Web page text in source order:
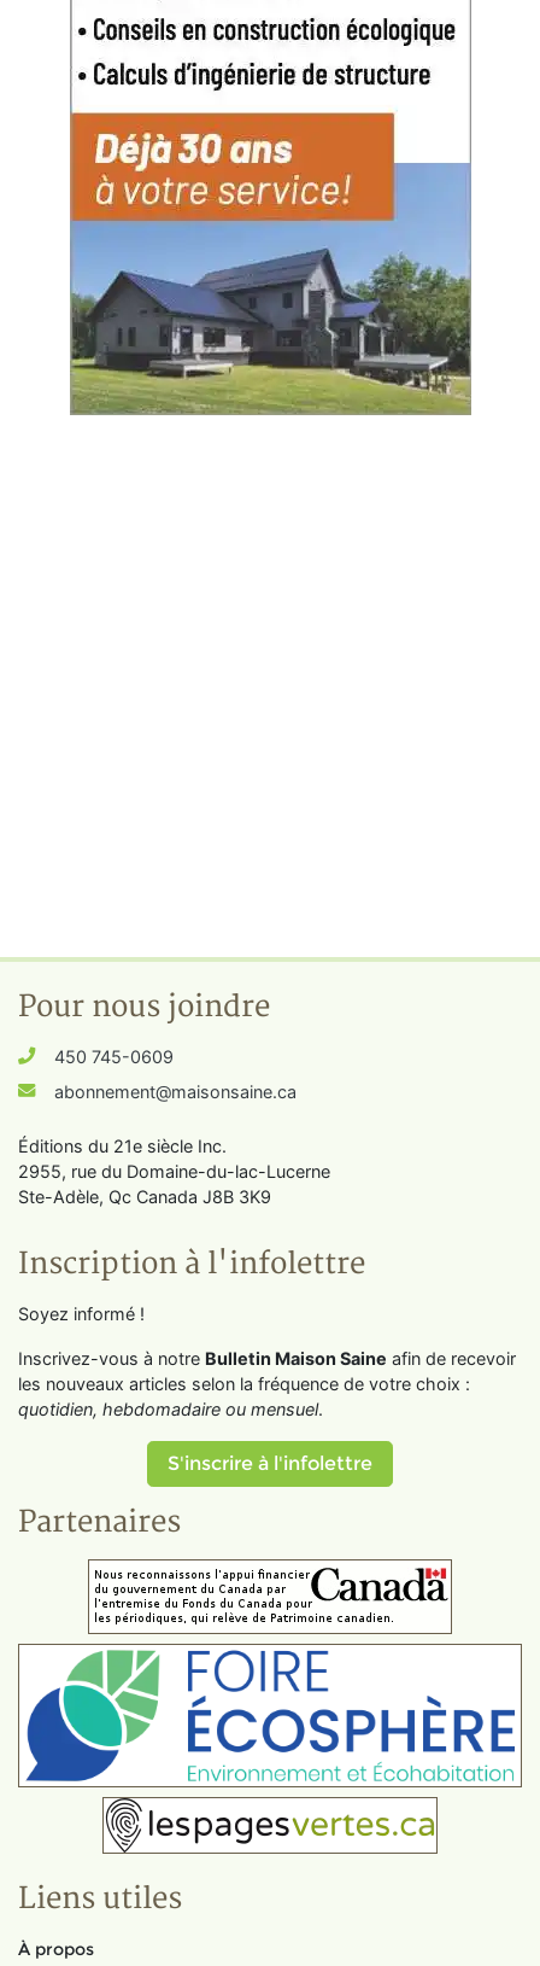
Pour nous joindre
450 745-0609
abonnement@maisonsaine.ca
Éditions du 21e siècle Inc.
2955, rue du Domaine-du-lac-Lucerne
Ste-Adèle, Qc Canada J8B 3K9
Inscription à l'infolettre
Soyez informé !
Inscrivez-vous à notre Bulletin Maison Saine afin de recevoir
les nouveaux articles selon la fréquence de votre choix :
quotidien, hebdomadaire ou mensuel.
S'inscrire à l'infolettre
Partenaires
Liens utiles
À propos